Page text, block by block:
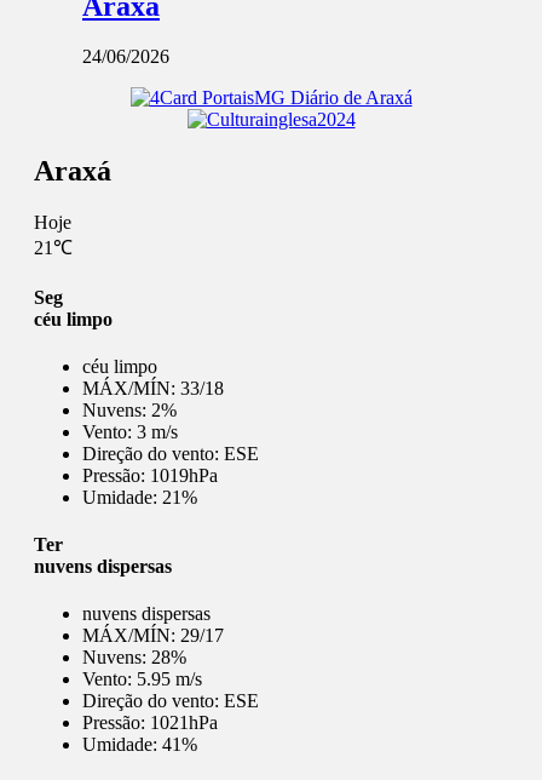
24/06/2026
Araxá
Hoje
21℃
Seg
céu limpo
céu limpo
MÁX/MÍN: 33/18
Nuvens: 2%
Vento: 3 m/s
Direção do vento: ESE
Pressão: 1019hPa
Umidade: 21%
Ter
nuvens dispersas
nuvens dispersas
MÁX/MÍN: 29/17
Nuvens: 28%
Vento: 5.95 m/s
Direção do vento: ESE
Pressão: 1021hPa
Umidade: 41%